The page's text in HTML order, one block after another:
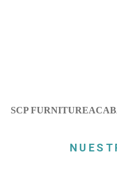
SCP FURNITURE